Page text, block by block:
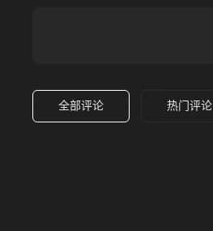
全部评论 热门评论